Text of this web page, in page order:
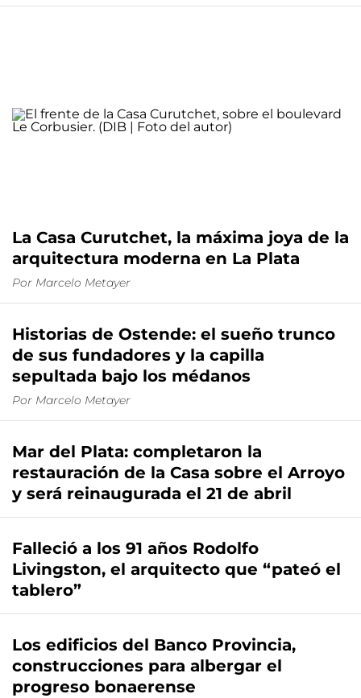
La Casa Curutchet, la máxima joya de la
arquitectura moderna en La Plata
Por Marcelo Metayer
Historias de Ostende: el sueño trunco
de sus fundadores y la capilla
sepultada bajo los médanos
Por Marcelo Metayer
Mar del Plata: completaron la
restauración de la Casa sobre el Arroyo
y será reinaugurada el 21 de abril
Falleció a los 91 años Rodolfo
Livingston, el arquitecto que “pateó el
tablero”
Los edificios del Banco Provincia,
construcciones para albergar el
progreso bonaerense